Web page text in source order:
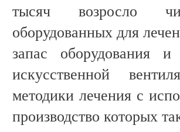
тысяч возросло
оборудованных для
запас оборудования
искусственной
методики лечения с
производство которых